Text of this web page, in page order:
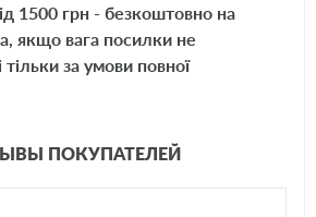
1500 грн - безкоштовно на
якщо вага посилки не
за умови повної
ПОКУПАТЕЛЕЙ